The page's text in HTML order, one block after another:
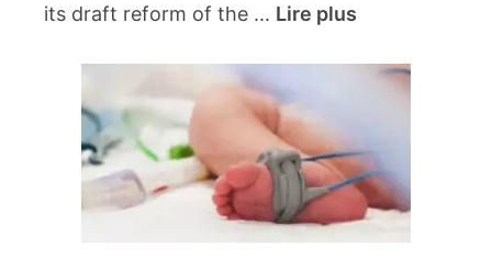
its draft reform of the ... Lire plus